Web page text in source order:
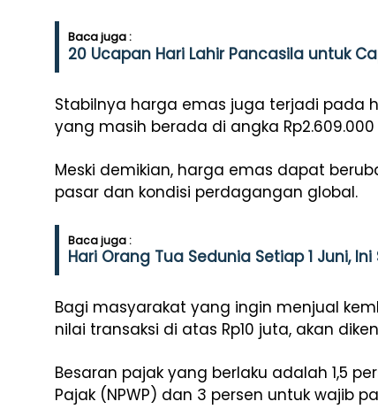
Baca juga :
20 Ucapan Hari Lahir Pancasila untuk
Stabilnya harga emas juga terjadi pada
yang masih berada di angka
Meski demikian, harga emas dapat
pasar dan kondisi perdagangan global.
Baca juga :
Hari Orang Tua Sedunia Setiap 1 Juni,
Bagi masyarakat yang ingin menjual
nilai transaksi di atas Rp10 juta, akan
Besaran pajak yang berlaku adalah 1,5
Pajak (NPWP) dan 3 persen untuk wajib